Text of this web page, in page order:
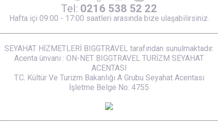
Tel: 0216 538 52 22
Hafta içi 09:00 - 17:00 saatleri arasında bize ulaşabilirsiniz.
SEYAHAT HİZMETLERİ BIGGTRAVEL tarafından sunulmaktadır.
Acenta ünvanı : ON-NET BIGGTRAVEL TURİZM SEYAHAT
ACENTASI
T.C. Kültür Ve Turizm Bakanlığı A Grubu Seyahat Acentası
İşletme Belge No: 4755